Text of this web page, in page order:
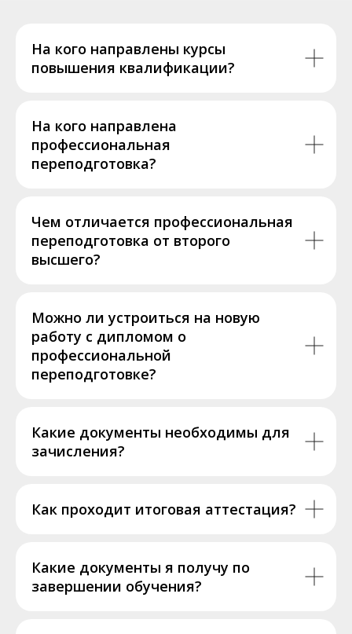
На кого направлены курсы
повышения квалификации?
На кого направлена
профессиональная
переподготовка?
Чем отличается профессиональная
переподготовка от второго
высшего?
Можно ли устроиться на новую
работу с дипломом о
профессиональной
переподготовке?
Какие документы необходимы для
зачисления?
Как проходит итоговая аттестация?
Какие документы я получу по
завершении обучения?